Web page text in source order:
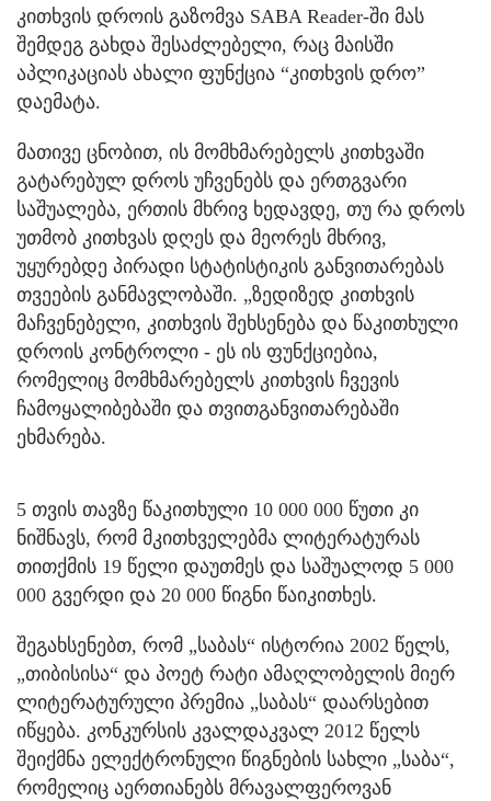
კითხვის დროის გაზომვა SABA Reader-ში მას
შემდეგ გახდა შესაძლებელი, რაც მაისში
აპლიკაციას ახალი ფუნქცია “კითხვის დრო”
დაემატა.
მათივე ცნობით, ის მომხმარებელს კითხვაში
გატარებულ დროს უჩვენებს და ერთგვარი
საშუალება, ერთის მხრივ ხედავდე, თუ რა დროს
უთმობ კითხვას დღეს და მეორეს მხრივ,
უყურებდე პირადი სტატისტიკის განვითარებას
თვეების განმავლობაში. „ზედიზედ კითხვის
მაჩვენებელი, კითხვის შეხსენება და წაკითხული
დროის კონტროლი - ეს ის ფუნქციებია,
რომელიც მომხმარებელს კითხვის ჩვევის
ჩამოყალიბებაში და თვითგანვითარებაში
ეხმარება.
5 თვის თავზე წაკითხული 10 000 000 წუთი კი
ნიშნავს, რომ მკითხველებმა ლიტერატურას
თითქმის 19 წელი დაუთმეს და საშუალოდ 5 000
000 გვერდი და 20 000 წიგნი წაიკითხეს.
შეგახსენებთ, რომ „საბას“ ისტორია 2002 წელს,
„თიბისისა“ და პოეტ რატი ამაღლობელის მიერ
ლიტერატურული პრემია „საბას“ დაარსებით
იწყება. კონკურსის კვალდაკვალ 2012 წელს
შეიქმნა ელექტრონული წიგნების სახლი „საბა“,
რომელიც აერთიანებს მრავალფეროვან